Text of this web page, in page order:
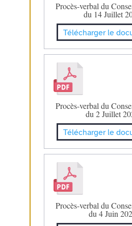
Procès-verbal du
du 14 Juillet
Télécharger le
Procès-verbal du
du 2 Juillet
Télécharger le
Procès-verbal du
du 4 Juin